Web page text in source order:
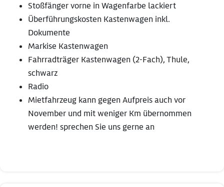
Stoßfänger vorne in Wagenfarbe lackiert
Überführungskosten Kastenwagen inkl.
Dokumente
Markise Kastenwagen
Fahrradträger Kastenwagen (2-Fach), Thule,
schwarz
Radio
Mietfahrzeug kann gegen Aufpreis auch vor
November und mit weniger Km übernommen
werden! sprechen Sie uns gerne an